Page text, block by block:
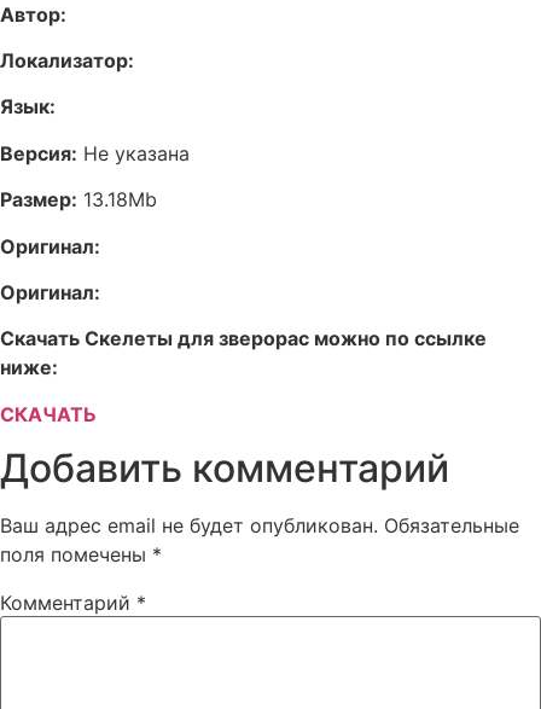
Автор:
Локализатор:
Язык:
Версия: Не указана
Размер: 13.18Mb
Оригинал:
Оригинал:
Скачать Скелеты для зверорас можно по ссылке
ниже:
СКАЧАТЬ
Добавить комментарий
Ваш адрес email не будет опубликован. Обязательные
поля помечены *
Комментарий *